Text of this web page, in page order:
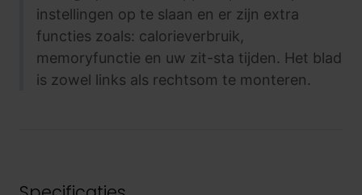
instellingen op te slaan en er zijn extra
functies zoals: calorieverbruik,
memoryfunctie en uw zit-sta tijden. Het blad
is zowel links als rechtsom te monteren.